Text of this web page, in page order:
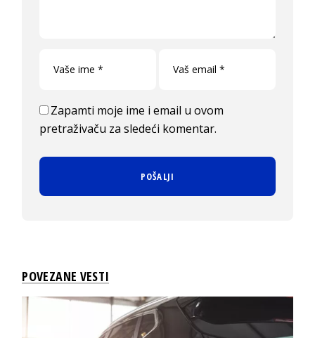
Zapamti moje ime i email u ovom
pretraživaču za sledeći komentar.
POVEZANE VESTI